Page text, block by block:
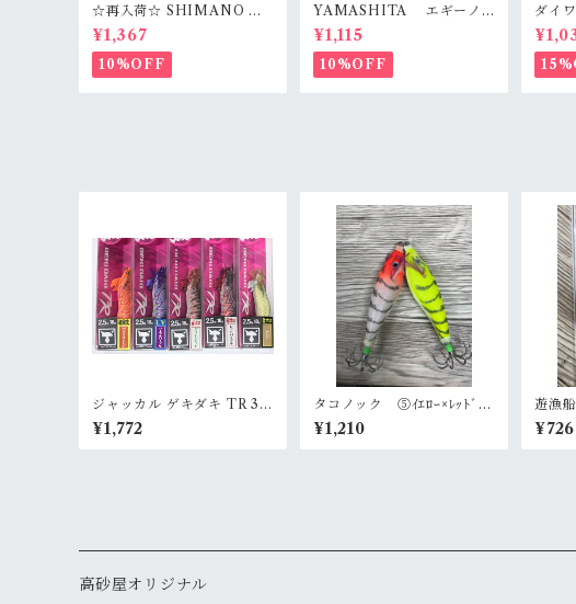
☆再入荷☆ SHIMANO シ
マノ タコマスターフラッシ
ュブースト
¥1,367
10%OFF
YAMASHITA エギーノ
ぴょんぴょんサーチ 3.5
号 3.0号 ヤマシタ
¥1,115
10%OFF
ダイ
ブ タ
ュー
ジャッカル ゲキダキ TR 3.0
号 エギ(エギング)
¥1,772
タコノック ⑤ｲｴﾛｰ×ﾚｯﾄﾞﾍｯ
ﾄﾞﾎﾜｲﾄ
¥1,210
遊漁
リジ
オレ
¥726
高砂屋オリジナル